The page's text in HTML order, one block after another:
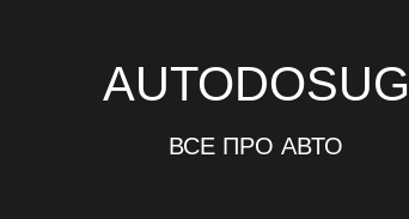
AUTODOSUG
ВСЕ ПРО АВТО